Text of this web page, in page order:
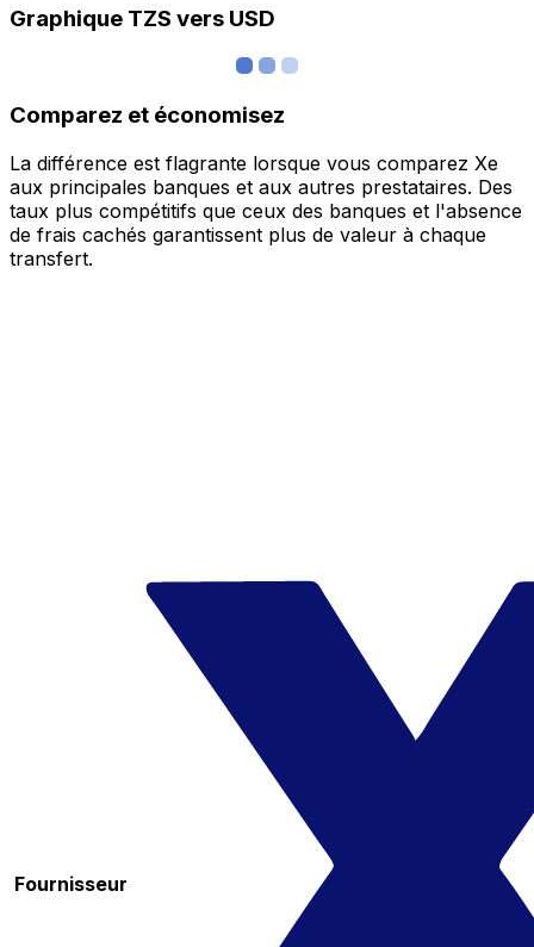
Graphique TZS vers USD
Comparez et économisez
La différence est flagrante lorsque vous comparez Xe
aux principales banques et aux autres prestataires. Des
taux plus compétitifs que ceux des banques et l'absence
de frais cachés garantissent plus de valeur à chaque
transfert.
Fournisseur